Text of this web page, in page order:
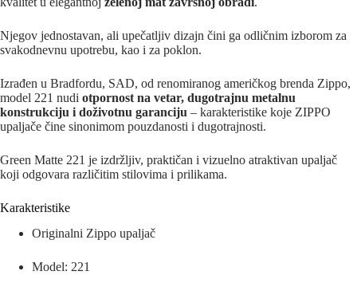
Njegov jednostavan, ali upečatljiv dizajn čini ga odličnim izborom za
svakodnevnu upotrebu, kao i za poklon.
Izrađen u Bradfordu, SAD, od renomiranog američkog brenda Zippo,
model 221 nudi otpornost na vetar, dugotrajnu metalnu
konstrukciju i doživotnu garanciju – karakteristike koje ZIPPO
upaljače čine sinonimom pouzdanosti i dugotrajnosti.
Green Matte 221 je izdržljiv, praktičan i vizuelno atraktivan upaljač
koji odgovara različitim stilovima i prilikama.
Karakteristike
Originalni Zippo upaljač
Model: 221